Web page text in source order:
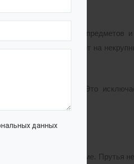
данных
от плавающих предметов и
их используют на
решетками. Это
закрепленных на раме. Прутья